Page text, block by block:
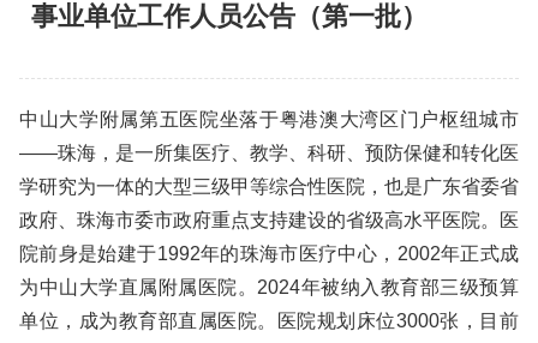
事业单位工作人员公告（第一批）
中山大学附属第五医院坐落于粤港澳大湾区门户枢纽城市
——珠海，是一所集医疗、教学、科研、预防保健和转化医
学研究为一体的大型三级甲等综合性医院，也是广东省委省
政府、珠海市委市政府重点支持建设的省级高水平医院。医
院前身是始建于1992年的珠海市医疗中心，2002年正式成
为中山大学直属附属医院。2024年被纳入教育部三级预算
单位，成为教育部直属医院。医院规划床位3000张，目前